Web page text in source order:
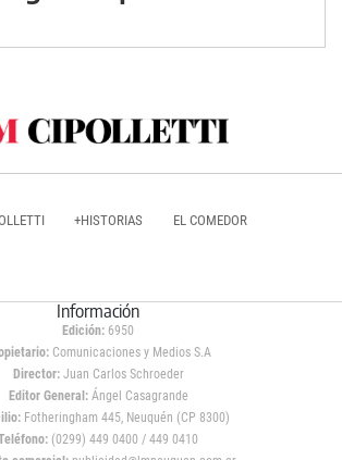
+HISTORIAS EL COMEDOR
Información
Edición: 6950
Comunicaciones y Medios S.A
Director: Juan Carlos Schroeder
Editor General:Ángel Casagrande
Fotheringham 445, Neuquén (CP 8300)
(0299) 449 0400 / 449 0410